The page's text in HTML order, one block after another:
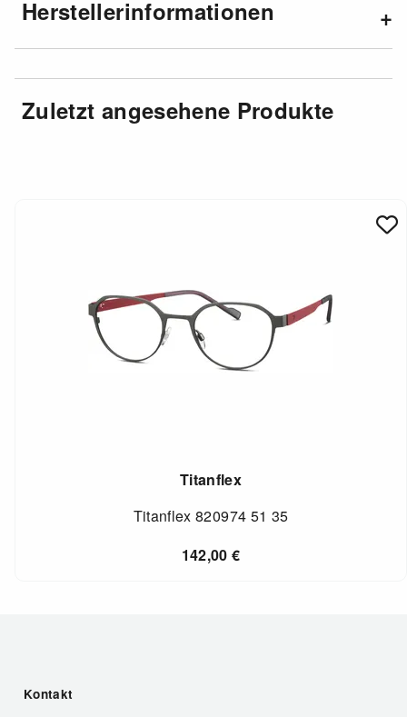
Herstellerinformationen
Zuletzt angesehene Produkte
Titanflex
Titanflex 820974 51 35
142,00€
Kontakt